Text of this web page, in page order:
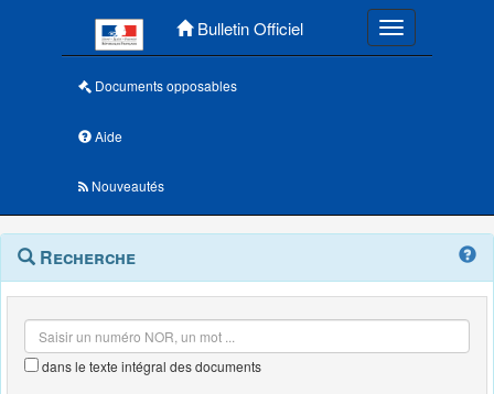
Bulletin Officiel Toggle
Documents opposables
Aide
Nouveautés
Navigation
outils
Menu
contextuel
Recherche
dans le texte intégral des documents